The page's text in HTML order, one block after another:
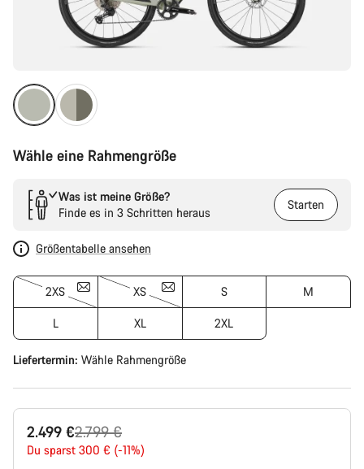
Wähle eine Rahmengröße
Was ist meine Größe?
Finde es in 3 Schritten heraus
Starten
Größentabelle ansehen
2XS XS S M
L XL 2XL
Liefertermin: Wähle Rahmengröße
2.499 €
Ursprungspreis
2.799 €
Du sparst 300 € (-11%)